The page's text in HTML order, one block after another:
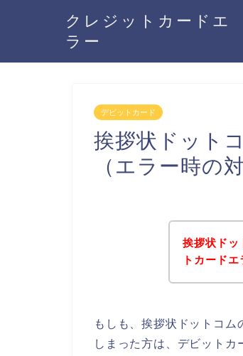
クレジットカードエ
ラー
デビットカード
挨拶状ドット
（エラー時の
挨拶状ドッ
トカード
もしも、挨拶状ドットコ
しまった方は、デビット